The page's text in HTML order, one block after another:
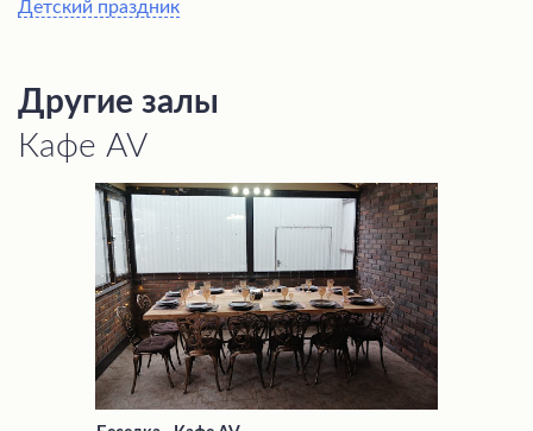
Детский праздник
Другие залы
Кафе AV